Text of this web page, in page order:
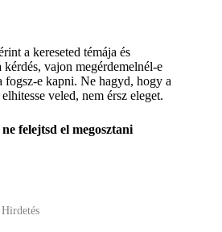
a kereseted témája és
vajon megérdemelnél-e
fogsz-e kapni. Ne hagyd, hogy a
veled, nem érsz eleget.
felejtsd el megosztani
Hirdetés